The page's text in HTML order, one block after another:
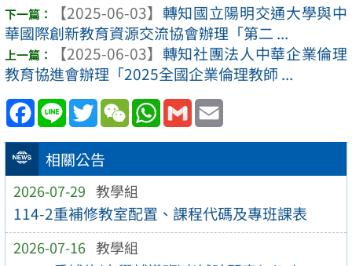
相關公告
2026-07-29 教學組
114-2重補修教室配置、課程代碼及專班課表
2026-07-16 教學組
【2025-06-03】 轉知國立陽明交通大學與中
華國際創新教育資源交流協會辦理「第二 ...
【2025-06-03】 轉知社團法人中華企業倫理
教育協進會辦理「2025全國企業倫理教師 ...
Facebook
Line TwitterWeChatWhatsApp
Gmail